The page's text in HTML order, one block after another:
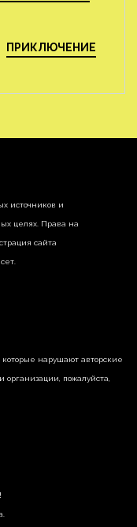
ПРИКЛЮЧЕНИЕ
источников и
целях. Права на
сайта
нарушают авторские
пожалуйста,